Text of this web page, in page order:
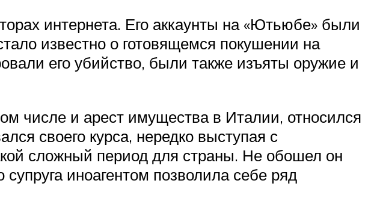
интернета. Его аккаунты на «Ютьюбе» были
известно о готовящемся покушении на
его убийство, были также изъяты оружие и
числе и арест имущества в Италии, относился
своего курса, нередко выступая с
сложный период для страны. Не обошел он
иноагентом позволила себе ряд